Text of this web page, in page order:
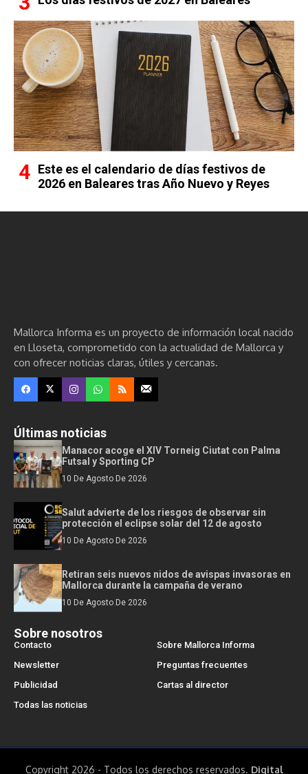
Este es el calendario de días festivos de
2026 en Baleares tras Año Nuevo y Reyes
Mallorca Informa es un proyecto de información local nacido
en Lloseta, comprometido con la actualidad de Mallorca y
con ofrecer noticias claras, útiles y cercanas.
Últimas noticias
Manacor acoge el XIV Torneig Ciutat con Palma
Futsal y Sporting CP
10 De Agosto De 2026
Salut advierte de los riesgos de observar sin
protección el eclipse solar del 12 de agosto
10 De Agosto De 2026
Retiran seis nuevos nidos de avispas invasoras en
Mallorca durante la campaña de verano
10 De Agosto De 2026
Sobre nosotros
Contacto
Sobre Mallorca Informa
Newsletter
Preguntas frecuentes
Publicidad
Cartas al director
Todas las noticias
Copyright 2026 - Todos los derechos reservados. Digital